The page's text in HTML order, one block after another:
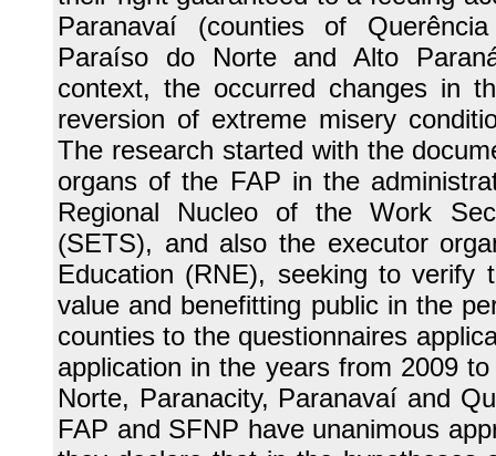
Paranavaí (counties of
Paraíso do Norte and Alto
context, the occurred changes in
reversion of extreme misery
The research started with the
organs of the FAP in the
Regional Nucleo of the Work
(SETS), and also the executor
Education (RNE), seeking to verify
value and benefitting public in the
counties to the questionnaires
application in the years from 2009
Norte, Paranacity, Paranavaí and
FAP and SFNP have unanimous